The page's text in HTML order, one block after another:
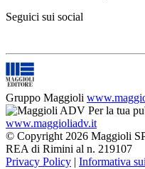
Seguici sui social
Gruppo Maggioli
Per la tua
www.maggioliadv.it
© Copyright 2026 Maggioli
REA di Rimini al n. 219107
Privacy Policy | Informativa